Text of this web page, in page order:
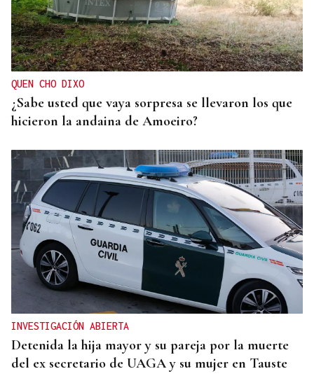
QUEN CHO DIXO
¿Sabe usted que vaya sorpresa se llevaron los que
hicieron la andaina de Amoeiro?
INVESTIGACIÓN ABIERTA
Detenida la hija mayor y su pareja por la muerte
del ex secretario de UAGA y su mujer en Tauste